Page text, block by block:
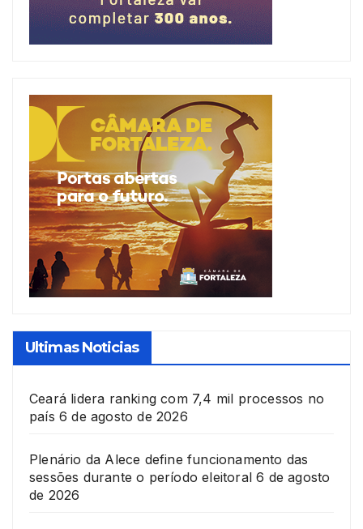
Ultimas Noticias
Ceará lidera ranking com 7,4 mil processos no
país 6 de agosto de 2026
Plenário da Alece define funcionamento das
sessões durante o período eleitoral 6 de agosto
de 2026